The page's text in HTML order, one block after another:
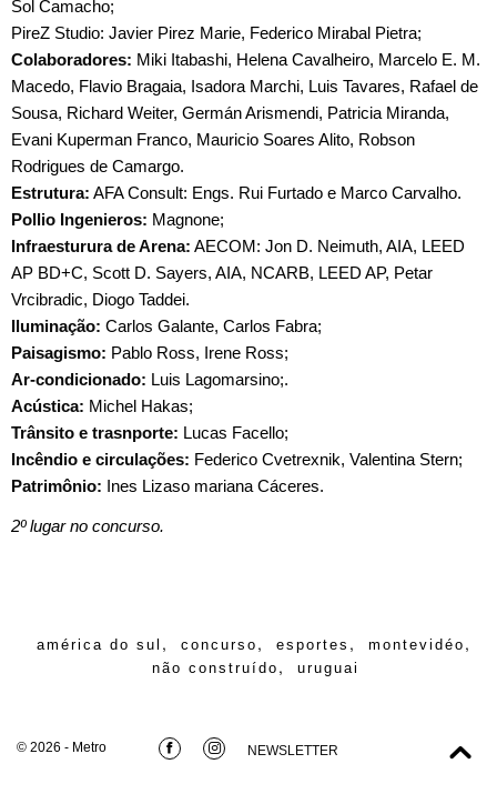
Sol Camacho;
PireZ Studio: Javier Pirez Marie, Federico Mirabal Pietra;
Colaboradores: Miki Itabashi, Helena Cavalheiro, Marcelo E. M.
Macedo, Flavio Bragaia, Isadora Marchi, Luis Tavares, Rafael de
Sousa, Richard Weiter, Germán Arismendi, Patricia Miranda,
Evani Kuperman Franco, Mauricio Soares Alito, Robson
Rodrigues de Camargo.
Estrutura: AFA Consult: Engs. Rui Furtado e Marco Carvalho.
Pollio Ingenieros: Magnone;
Infraesturura de Arena: AECOM: Jon D. Neimuth, AIA, LEED
AP BD+C, Scott D. Sayers, AIA, NCARB, LEED AP, Petar
Vrcibradic, Diogo Taddei.
Iluminação: Carlos Galante, Carlos Fabra;
Paisagismo: Pablo Ross, Irene Ross;
Ar-condicionado: Luis Lagomarsino;.
Acústica: Michel Hakas;
Trânsito e trasnporte: Lucas Facello;
Incêndio e circulações: Federico Cvetrexnik, Valentina Stern;
Patrimônio: Ines Lizaso mariana Cáceres.
2º lugar no concurso.
américa do sul , concurso , esportes , montevidéo ,
não construído , uruguai
© 2026 - Metro NEWSLETTER